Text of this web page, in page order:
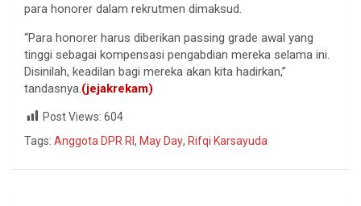
para honorer dalam rekrutmen dimaksud.
“Para honorer harus diberikan passing grade awal yang
tinggi sebagai kompensasi pengabdian mereka selama ini.
Disinilah, keadilan bagi mereka akan kita hadirkan,”
tandasnya. (jejakrekam)
Post Views: 604
Tags: Anggota DPR RI , May Day, Rifqi Karsayuda